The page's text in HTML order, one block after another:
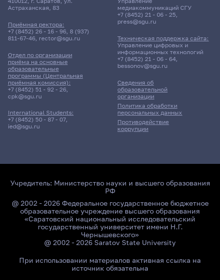
Астраханская, 83
Приёмная ректора:
+7 (8452) 26 - 16 - 96, 8 (937)
811-67-46, rector@sgu.ru
Отдел по организации
приёма на основные
образовательные
программы (Центральная
приёмная комиссия):
+7 (8452) 51 - 92 - 26,
cpk@sgu.ru
International Students:
+7 (8452) 50 - 87 - 07,
ied@sgu.ru
Сведения об
образовательной
организации
Политика обработки
персональных данных
Противодействие
коррупции
медиакоммуникаций СГУ
+7 (8452) 21 - 06 - 25,
press@sgu.ru
Техническая поддержка сайта:
Управление цифровых и
информационных технологий
+7 (8452) 21 - 06 - 64,
bessonov@sgu.ru
Учредитель: Министерство науки и высшего образования
РФ
@ 2002 - 2026 Федеральное государственное бюджетное
образовательное учреждение высшего образования
«Саратовский национальный исследовательский
государственный университет имени Н.Г.
Чернышевского»
@ 2002 - 2026 Saratov State University
При использовании материалов активная ссылка на
источник обязательна